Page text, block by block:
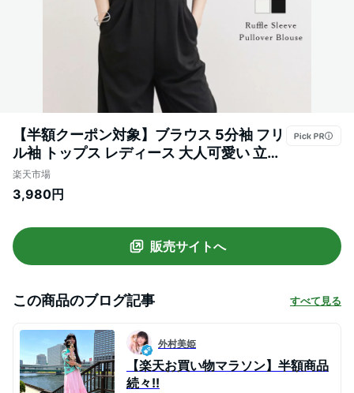
【半額クーポン対象】ブラウス 5分袖 フリ
ル袖 トップス レディース 大人可愛い 立体
的 おすすめ おしゃれ ブラック メール便
2026春夏 【lstp302-62f】【即納：1-5
楽天市場
3,980円
販売サイトへ
この商品のブログ記事 すべて見る
外村美姫
【楽天お買い物マラソン】半額商品
続々!!